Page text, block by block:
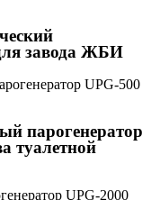
завода ЖБИ
парогенератор
туалетной